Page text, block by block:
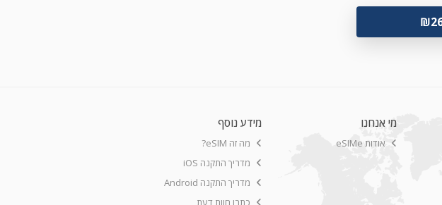
מי אנחנו
אודות eSIMe
מידע נוסף
מה זה eSIM?
מדריך התקנה iOS
מדריך התקנה Android
כתבו חוות דעת